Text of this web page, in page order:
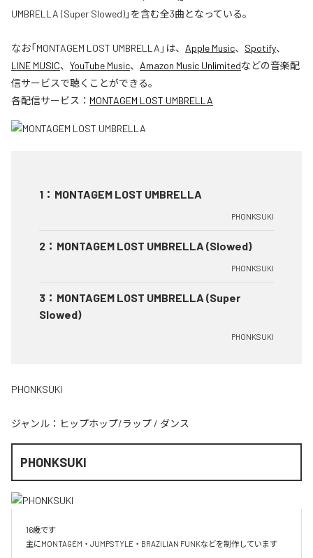
UMBRELLA (Super Slowed)」を含む全3曲となっている。
なお「MONTAGEM LOST UMBRELLA 」は、 Apple Music、 Spotify、
LINE MUSIC、 YouTube Music、 Amazon Music Unlimitedなどの音楽配
信サービスで聴くことができる。
各配信サービス： MONTAGEM LOST UMBRELLA
1 ： MONTAGEM LOST UMBRELLA
PHONKSUKI
2 ： MONTAGEM LOST UMBRELLA (Slowed)
PHONKSUKI
3 ： MONTAGEM LOST UMBRELLA (Super
Slowed)
PHONKSUKI
PHONKSUKI
ジャンル： ヒップホップ/ラップ / ダンス
PHONKSUKI
16歳です
主にMONTAGEM・JUMPSTYLE・BRAZILIAN FUNKなどを制作しています